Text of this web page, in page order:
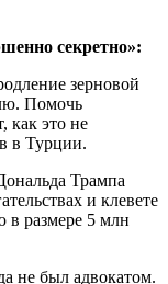
секретно»:
зерновой
Помочь
как это не
в Турции.
Трампа
и клевете
в размере 5 млн
не был адвокатом.